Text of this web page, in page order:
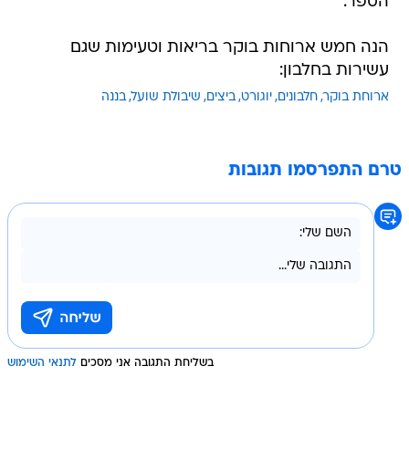
הנה חמש ארוחות בוקר בריאות וטעימות שגם
עשירות בחלבון:
ארוחת בוקר חלבונים יוגורט ביצים שיבולת שועל בננה
טרם התפרסמו תגובות
בשליחת התגובה אני מסכים לתנאי השימוש